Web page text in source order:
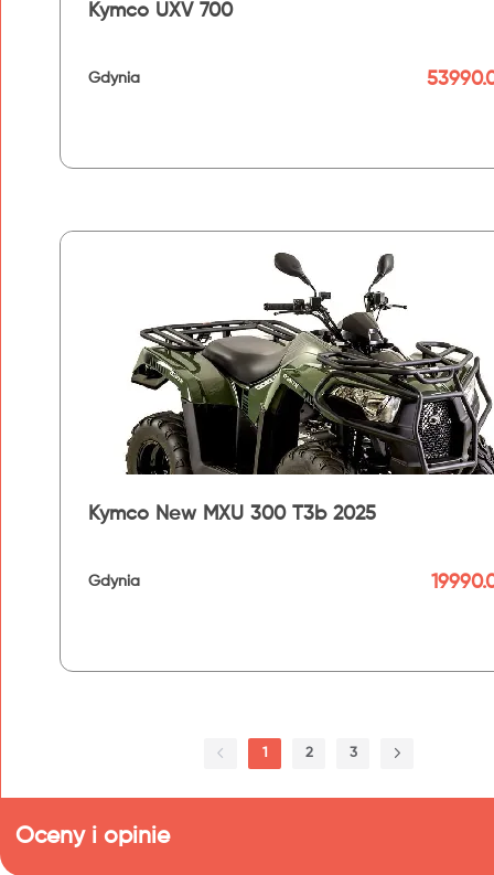
Kymco UXV 700
Gdynia
Kymco New MXU 300 T3b 2025
Gdynia
1 2 3
Oceny i opinie